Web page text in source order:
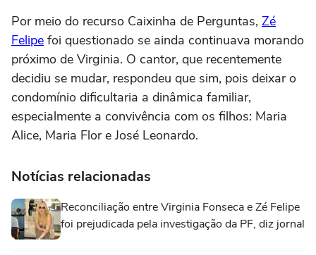
Por meio do recurso Caixinha de Perguntas, Zé
Felipe foi questionado se ainda continuava morando
próximo de Virginia. O cantor, que recentemente
decidiu se mudar, respondeu que sim, pois deixar o
condomínio dificultaria a dinâmica familiar,
especialmente a convivência com os filhos: Maria
Alice, Maria Flor e José Leonardo.
Notícias relacionadas
Reconciliação entre Virginia Fonseca e Zé Felipe
foi prejudicada pela investigação da PF, diz jornal